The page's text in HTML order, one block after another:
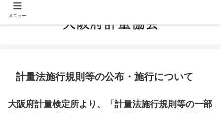
計量法施行規則等の公布・施行について
大阪府計量検定所より、「計量法施行規則等の一部
メニュー